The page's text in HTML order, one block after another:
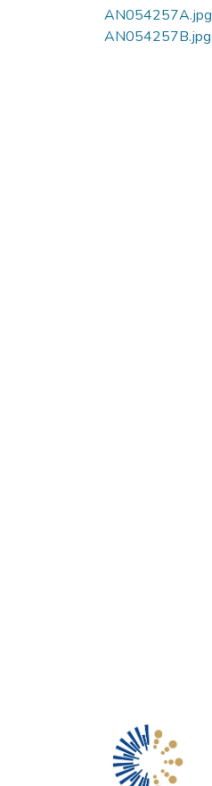
AN054257A.jpg
AN054257B.jpg